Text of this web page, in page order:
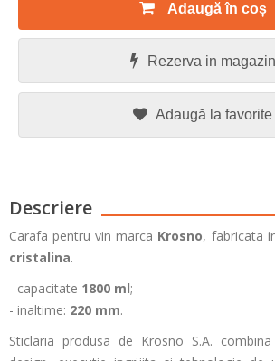
Adaugă în coș
Rezerva in magazin
Adaugă la favorite
Descriere
Carafa pentru vin marca Krosno, fabricata
cristalina.
- capacitate 1800 ml;
- inaltime: 220 mm.
Sticlaria produsa de Krosno S.A.